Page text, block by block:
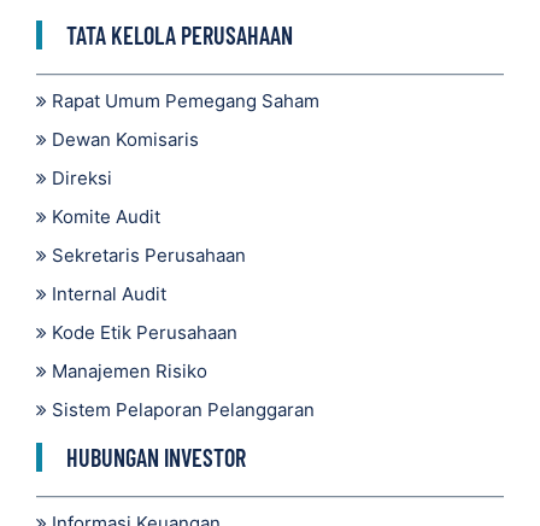
TATA KELOLA PERUSAHAAN
Rapat Umum Pemegang Saham
Dewan Komisaris
Direksi
Komite Audit
Sekretaris Perusahaan
Internal Audit
Kode Etik Perusahaan
Manajemen Risiko
Sistem Pelaporan Pelanggaran
HUBUNGAN INVESTOR